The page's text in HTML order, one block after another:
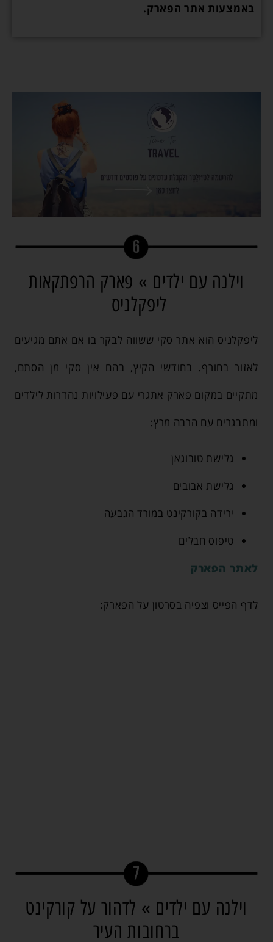
באמצעות אתר הפארק.
וילנה עם ילדים » פארק הרפתקאות
ליפקלניס
ליפקלניס הוא אתר סקי ששווה לבקר בו אם אתם מגיעים
לאזור בחורף. בחודשי הקיץ, בהם אין סקי מן הסתם,
מתקיים במקום פארק אתגרי עם פעילויות נהדרות לילדים
ומתבגרים עם הרבה מרץ:
גלישת טובוגאן
גלישת אבובים
ירידה בקורקינט במורד הגבעה
טיפוס חבלים
לאתר הפארק
לדף הפייס וצפיה בסרטון על הפארק:
וילנה עם ילדים » לדהור על קורקינט
ברחובות העיר